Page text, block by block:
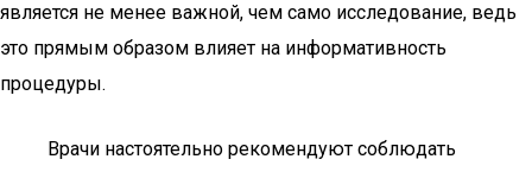
является не менее важной, чем само исследование, ведь
это прямым образом влияет на информативность
процедуры.
Врачи настоятельно рекомендуют соблюдать